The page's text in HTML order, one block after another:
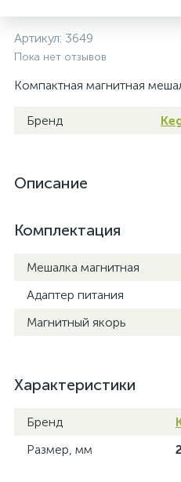
Артикул: 3649
Пока нет отзывов
Компактная магнитная
Бренд
Описание
Комплектация
Мешалка магнитная
Адаптер питания
Магнитный якорь
Характеристики
Бренд
Размер, мм